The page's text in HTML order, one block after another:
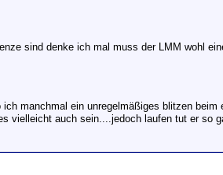
sind denke ich mal muss der LMM wohl
manchmal ein unregelmäßiges blitzen
vielleicht auch sein....jedoch laufen tut er so